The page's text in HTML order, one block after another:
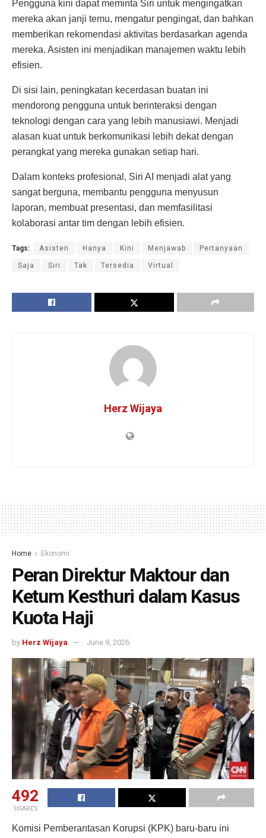
Pengguna kini dapat meminta Siri untuk mengingatkan
mereka akan janji temu, mengatur pengingat, dan bahkan
memberikan rekomendasi aktivitas berdasarkan agenda
mereka. Asisten ini menjadikan manajemen waktu lebih
efisien.
Di sisi lain, peningkatan kecerdasan buatan ini
mendorong pengguna untuk berinteraksi dengan
teknologi dengan cara yang lebih manusiawi. Menjadi
alasan kuat untuk berkomunikasi lebih dekat dengan
perangkat yang mereka gunakan setiap hari.
Dalam konteks profesional, Siri AI menjadi alat yang
sangat berguna, membantu pengguna menyusun
laporan, membuat presentasi, dan memfasilitasi
kolaborasi antar tim dengan lebih efisien.
Tags: Asisten Hanya Kini Menjawab Pertanyaan
Saja Siri Tak Tersedia Virtual
Herz Wijaya
Home Ekonomi
Peran Direktur Maktour dan
Ketum Kesthuri dalam Kasus
Kuota Haji
by Herz Wijaya June 9, 2026
492
SHARES
Komisi Pemberantasan Korupsi (KPK) baru-baru ini